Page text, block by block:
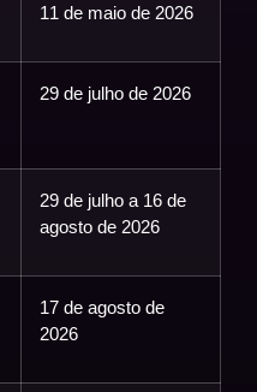
11 de maio de 2026
29 de julho de 2026
29 de julho a 16 de
agosto de 2026
17 de agosto de
2026